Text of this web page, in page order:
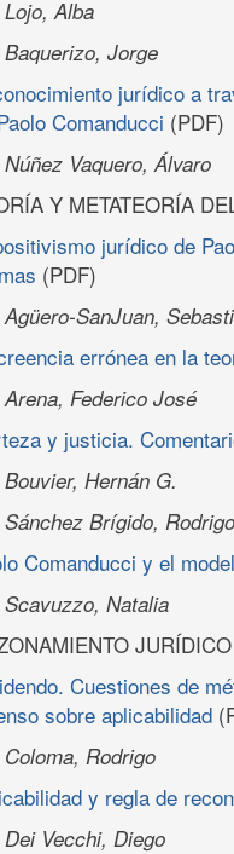
Lojo, Alba
Baquerizo, Jorge
jurídico a
Comanducci (PDF)
Núñez Vaquero, Álvaro
Y METATEORÍA
jurídico de
(PDF)
Agüero-SanJuan,
errónea en la
Arena, Federico José
y justicia.
Bouvier, Hernán G.
Sánchez Brígido,
Comanducci y el
Scavuzzo, Natalia
JURÍDICO
Cuestiones de
sobre aplicabilidad
Coloma, Rodrigo
y regla de
Dei Vecchi, Diego